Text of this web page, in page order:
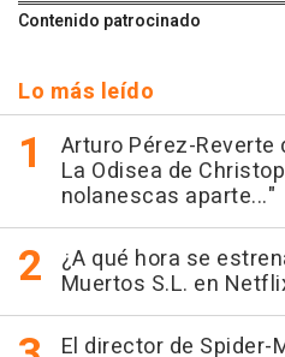
Contenido patrocinado
Lo más leído
Arturo Pérez-
La Odisea de
nolanescas aparte..."
¿A qué hora se
Muertos S.L. en
El director de Spider-